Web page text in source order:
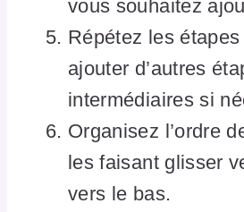
vous souhaitez
Répétez les
ajouter d’autres
intermédiaires si
Organisez l’ordre
les faisant glisser
vers le bas.